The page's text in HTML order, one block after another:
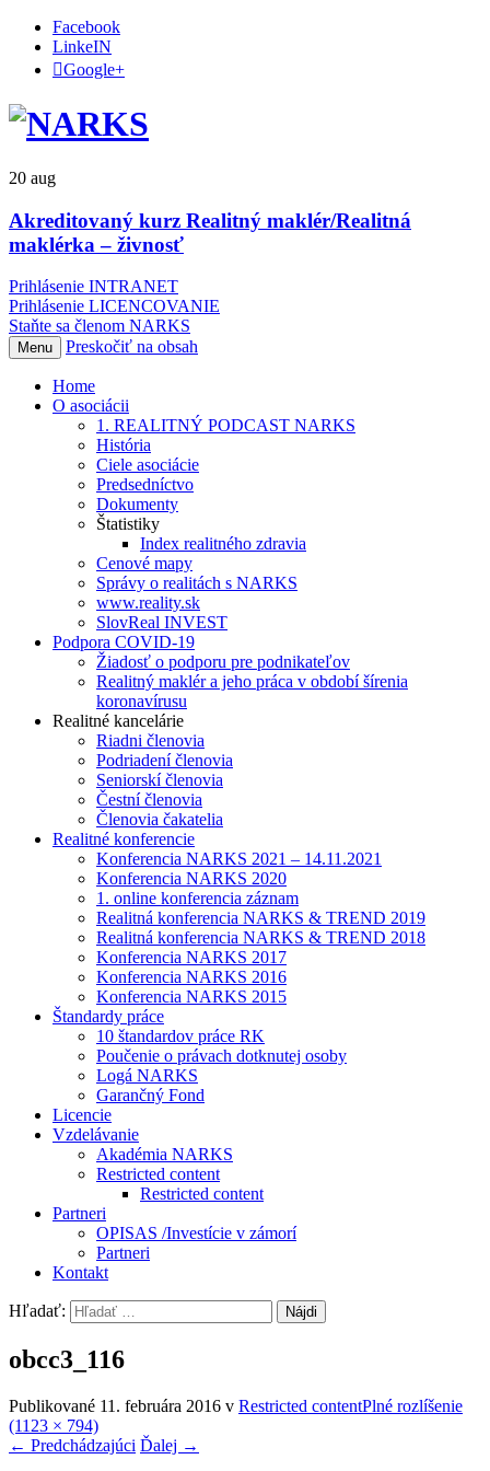
Facebook
LinkeIN
Google+
20 aug
Akreditovaný kurz Realitný maklér/Realitná
maklérka – živnosť
Prihlásenie INTRANET
Prihlásenie LICENCOVANIE
Staňte sa členom NARKS
Menu Preskočiť na obsah
Home
O asociácii
1. REALITNÝ PODCAST NARKS
História
Ciele asociácie
Predsedníctvo
Dokumenty
Štatistiky
Index realitného zdravia
Cenové mapy
Správy o realitách s NARKS
www.reality.sk
SlovReal INVEST
Podpora COVID-19
Žiadosť o podporu pre podnikateľov
Realitný maklér a jeho práca v období šírenia
koronavírusu
Realitné kancelárie
Riadni členovia
Podriadení členovia
Seniorskí členovia
Čestní členovia
Členovia čakatelia
Realitné konferencie
Konferencia NARKS 2021 – 14.11.2021
Konferencia NARKS 2020
1. online konferencia záznam
Realitná konferencia NARKS & TREND 2019
Realitná konferencia NARKS & TREND 2018
Konferencia NARKS 2017
Konferencia NARKS 2016
Konferencia NARKS 2015
Štandardy práce
10 štandardov práce RK
Poučenie o právach dotknutej osoby
Logá NARKS
Garančný Fond
Licencie
Vzdelávanie
Akadémia NARKS
Restricted content
Restricted content
Partneri
OPISAS /Investície v zámorí
Partneri
Kontakt
Hľadať:
obcc3_116
Publikované 11. februára 2016 v Restricted contentPlné rozlíšenie
(1123 × 794)
← Predchádzajúci Ďalej →